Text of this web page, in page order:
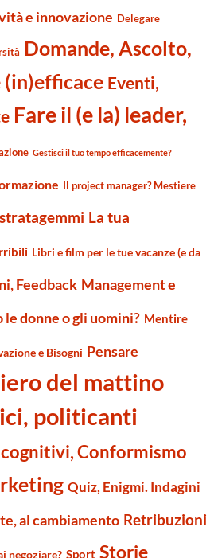
e innovazione Delegare
Domande, Ascolto,
(in)efficace Eventi,
Fare il (e la) leader,
Gestisci il tuo tempo efficacemente?
Il project manager? Mestiere
La tua
Libri e film per le tue vacanze (e da
Feedback Management e
le donne o gli uomini? Mentire
e Bisogni Pensare
del mattino
politicanti
Conformismo
Quiz, Enigmi. Indagini
al cambiamento Retribuzioni
negoziare? Sport Storie